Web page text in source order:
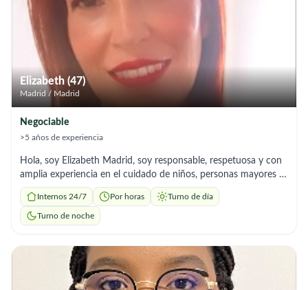
Elizabeth (47)
Madrid / Madrid
Negociable
>5 años de experiencia
Hola, soy Elizabeth Madrid, soy responsable, respetuosa y con
amplia experiencia en el cuidado de niños, personas mayores y
limpieza del hogar, ya que en mi pais me dedique por muchos
años a los cuidados de niños adicional tengo 2 hijos que al uno
ser madre vive estas experiencias de manera distinta lo que me
y comprometido, garantizando el bienestar y la seguridad de
las personas a mi cuidado, soy organizada, puntual y con
vocación de servicio. Estoy ofreciendo mis servicios en:
Internos 24/7 Por horas Turno de día
Turno de noche